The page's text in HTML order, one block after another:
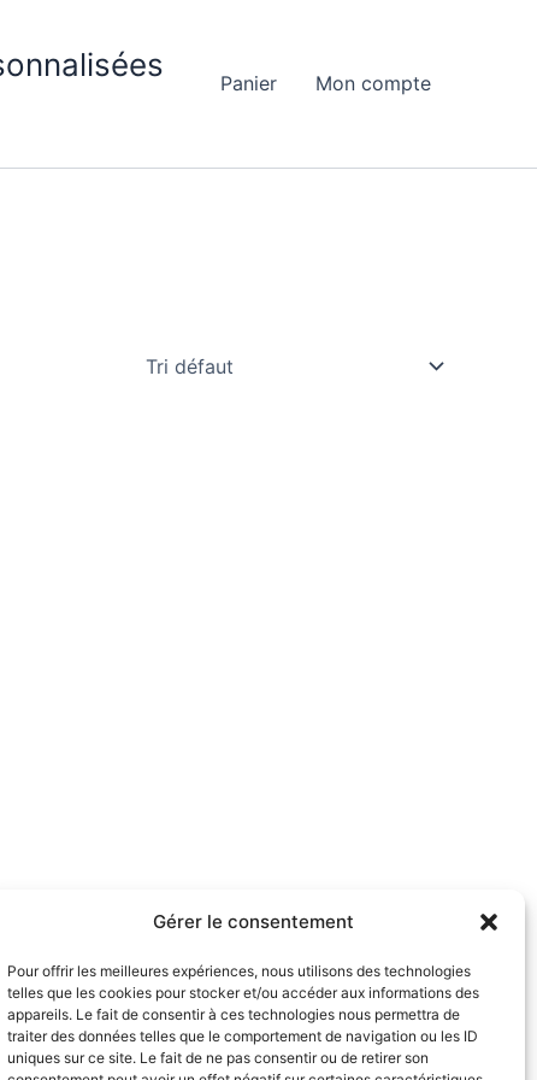
Gérer le consentement
Pour offrir les meilleures expériences, nous utilisons des technologies
telles que les cookies pour stocker et/ou accéder aux informations des
appareils. Le fait de consentir à ces technologies nous permettra de
traiter des données telles que le comportement de navigation ou les ID
uniques sur ce site. Le fait de ne pas consentir ou de retirer son
Panier Mon compte